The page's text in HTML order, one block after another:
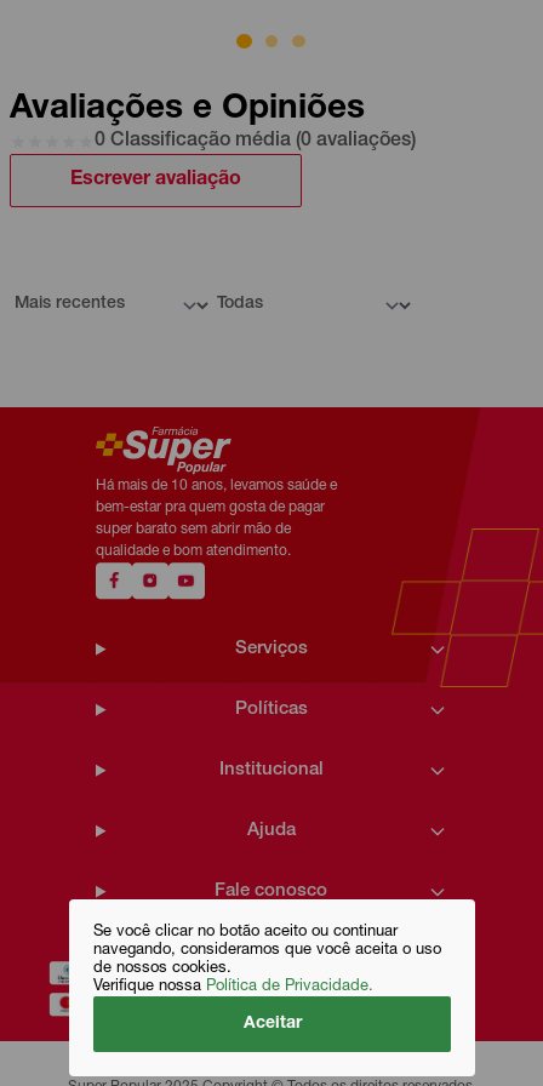
Se você clicar no botão aceito ou continuar
navegando, consideramos que você aceita o uso
de nossos cookies.
Verifique nossa Política de Privacidade.
Aceitar
Avaliações e Opiniões
0 Classificação média (0 avaliações)
Escrever avaliação
Há mais de 10 anos, levamos saúde e
bem-estar pra quem gosta de pagar
super barato sem abrir mão de
qualidade e bom atendimento.
Serviços
Políticas
Institucional
Ajuda
Fale conosco